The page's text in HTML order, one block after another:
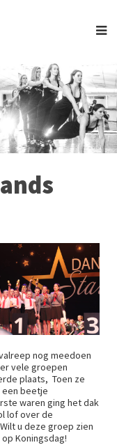
nog meedoen
vele groepen
plaats, Toen ze
beetje
waren ging het dak
lof over de
u deze groep zien
Koningsdag!